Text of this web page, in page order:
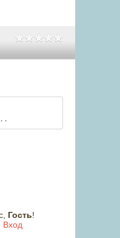
, Гость!
Вход